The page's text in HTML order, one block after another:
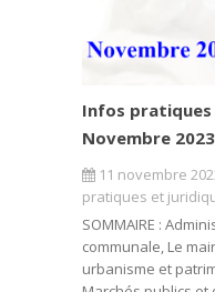
Infos
Novembre
11 novembre
pratiques et
SOMMAIRE :
communale, Le
urbanisme et